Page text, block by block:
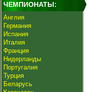
ЧЕМПИОНАТЫ:
Англия
Германия
Испания
Италия
Франция
Нидерланды
Португалия
Турция
Беларусь